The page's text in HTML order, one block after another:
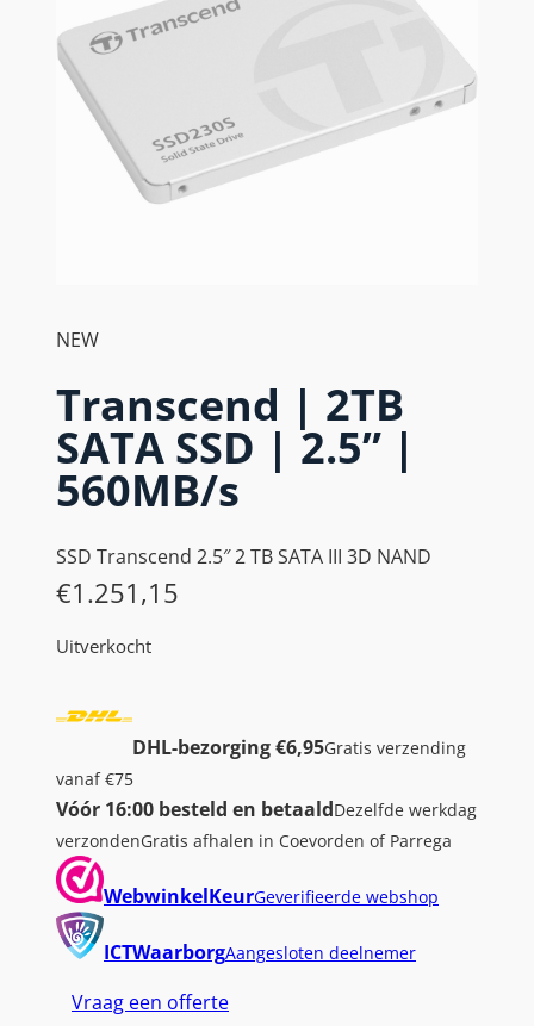
NEW
Transcend | 2TB
SATA SSD | 2.5” |
560MB/s
SSD Transcend 2.5″ 2 TB SATA III 3D NAND
€1.251,15
Uitverkocht
DHL-bezorging €6,95Gratis verzending
vanaf €75
Vóór 16:00 besteld en betaaldDezelfde werkdag
verzondenGratis afhalen in Coevorden of Parrega
WebwinkelKeurGeverifieerde webshop
ICTWaarborgAangesloten deelnemer
Vraag een offerte